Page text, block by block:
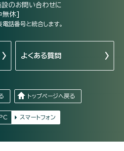
設のお問い合わせに
無休]
話番号と統合します。
よくある質問
トップページへ戻る
PC スマートフォン